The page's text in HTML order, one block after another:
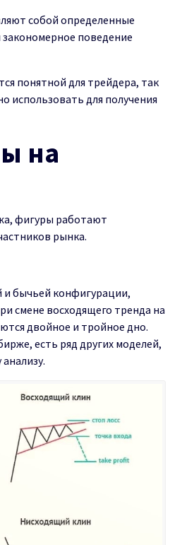
собой определенные
поведение
понятной для трейдера, так
использовать для получения
на
фигуры работают
рынка.
и бычьей конфигурации,
смене восходящего тренда на
двойное и тройное дно.
есть ряд других моделей,